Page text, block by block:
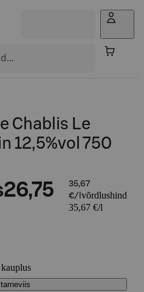
Chablis Le
12,5%vol 750
26,75
35,67
€/l võrdlushind
35,67 €/l